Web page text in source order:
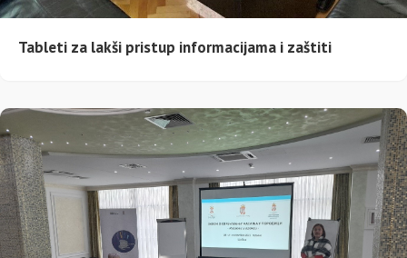
Tableti za lakši pristup informacijama i zaštiti